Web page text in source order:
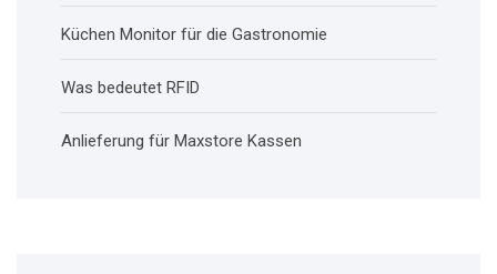
Küchen Monitor für die Gastronomie
Was bedeutet RFID
Anlieferung für Maxstore Kassen